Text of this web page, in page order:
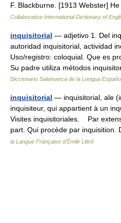
F. Blackburne. [1913 Webster]
Collaborative International Dictionary of
inquisitorial — adjetivo 1. Del
autoridad inquisitorial, actividad
Uso/registro: coloquial. Que es
Su padre utiliza métodos
Diccionario Salamanca de la Lengua
inquisitorial — inquisitorial, ale
inquisiteur, qui appartient à un
Visites inquisitoriales. Par
part. Qui procède par
la Langue Française d'Émile Littré